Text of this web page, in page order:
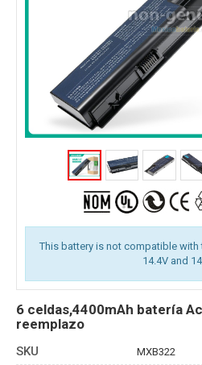
This battery is not compatible
14.4V and
6 celdas,4400mAh batería
reemplazo
SKU MXB322